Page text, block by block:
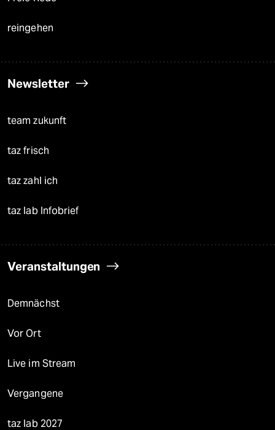
reingehen
Newsletter
team zukunft
taz frisch
taz zahl ich
taz lab Infobrief
Veranstaltungen
Demnächst
Vor Ort
Live im Stream
Vergangene
taz lab 2027